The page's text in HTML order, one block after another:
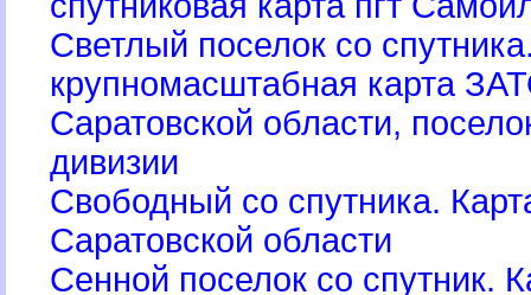
Светлый поселок со
крупномасштабная карта
Саратовской области,
дивизии
Свободный со спутника.
Саратовской области
Сенной поселок со спутник.